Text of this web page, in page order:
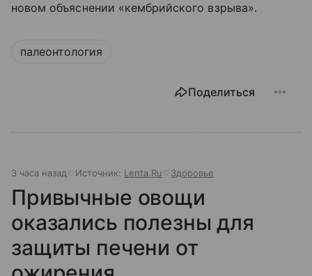
новом объяснении «кембрийского взрыва».
палеонтология
Поделиться
3 часа назад Источник: Lenta.Ru Здоровье
Привычные овощи
оказались полезны для
защиты печени от